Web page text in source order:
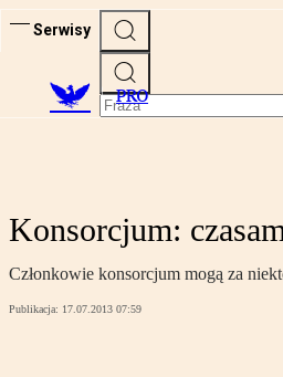
Serwisy
PRO
Konsorcjum:
Członkowie konsorcjum mogą za
Publikacja: 17.07.2013 07:59